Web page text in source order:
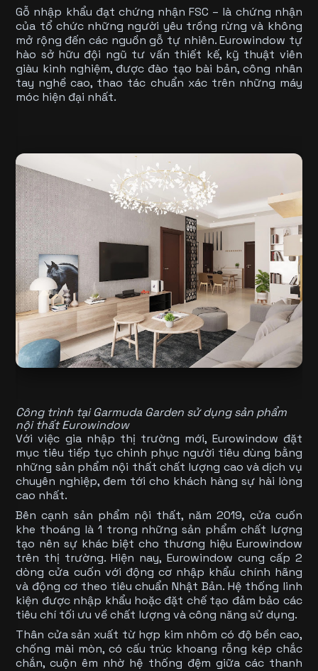
Gỗ nhập khẩu đạt chứng nhận FSC – là chứng nhận
của tổ chức những người yêu trồng rừng và không
mở rộng đến các nguồn gỗ tự nhiên. Eurowindow tự
hào sở hữu đội ngũ tư vấn thiết kế, kỹ thuật viên
giàu kinh nghiệm, được đào tạo bài bản, công nhân
tay nghề cao, thao tác chuẩn xác trên những máy
móc hiện đại nhất.
Công trình tại Garmuda Garden sử dụng sản phẩm
nội thất Eurowindow
Với việc gia nhập thị trường mới, Eurowindow đặt
mục tiêu tiếp tục chinh phục người tiêu dùng bằng
những sản phẩm nội thất chất lượng cao và dịch vụ
chuyên nghiệp, đem tới cho khách hàng sự hài lòng
cao nhất.
Bên cạnh sản phẩm nội thất, năm 2019, cửa cuốn
khe thoáng là 1 trong những sản phẩm chất lượng
tạo nên sự khác biệt cho thương hiệu Eurowindow
trên thị trường. Hiện nay, Eurowindow cung cấp 2
dòng cửa cuốn với động cơ nhập khẩu chính hãng
và động cơ theo tiêu chuẩn Nhật Bản. Hệ thống linh
kiện được nhập khẩu hoặc đặt chế tạo đảm bảo các
tiêu chí tối ưu về chất lượng và công năng sử dụng.
Thân cửa sản xuất từ hợp kim nhôm có độ bền cao,
chống mài mòn, có cấu trúc khoang rỗng kép chắc
chắn, cuộn êm nhờ hệ thống đệm giữa các thanh